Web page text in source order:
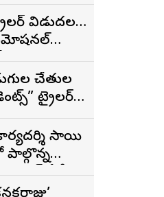
విడుదల…
చేతుల
ట్రైలర్
కార్యదర్శి సాయి
శాఖల